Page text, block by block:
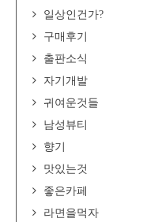
일상인건가?
구매후기
출판소식
자기개발
귀여운것들
남성뷰티
향기
맛있는것
좋은카페
라면을먹자